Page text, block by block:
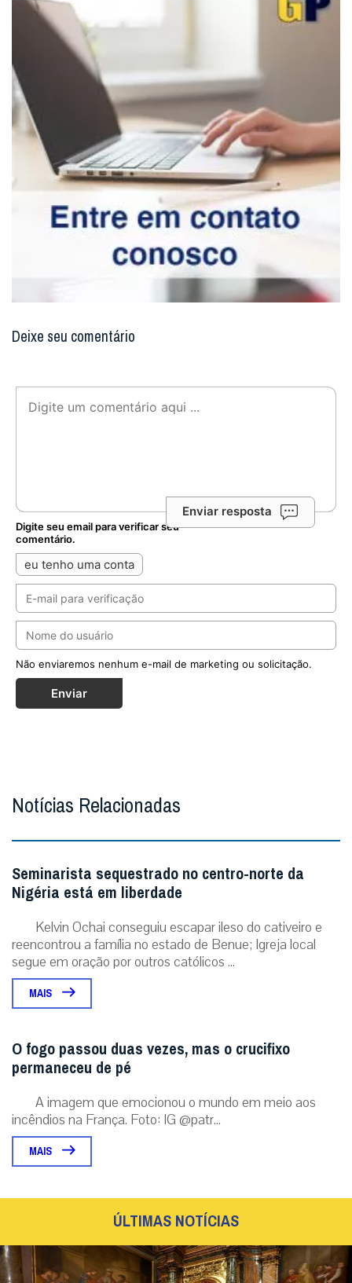
Deixe seu comentário
Enviar resposta
Digite seu email para verificar seu
comentário.
eu tenho uma conta
Não enviaremos nenhum e-mail de marketing ou solicitação.
Enviar
Notícias Relacionadas
Seminarista sequestrado no centro-norte da
Nigéria está em liberdade
Kelvin Ochai conseguiu escapar ileso do cativeiro e
reencontrou a família no estado de Benue; Igreja local
segue em oração por outros católicos ...
MAIS
O fogo passou duas vezes, mas o crucifixo
permaneceu de pé
A imagem que emocionou o mundo em meio aos
incêndios na França. Foto: IG @patr...
MAIS
ÚLTIMAS NOTÍCIAS